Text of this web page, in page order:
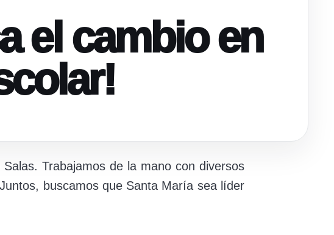
el cambio en
Trabajamos de la mano con diversos
buscamos que Santa María sea líder